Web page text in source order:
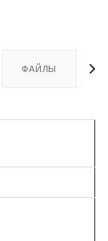
ФАЙЛЫ